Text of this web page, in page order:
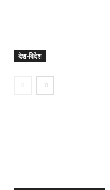
देश-विदेश